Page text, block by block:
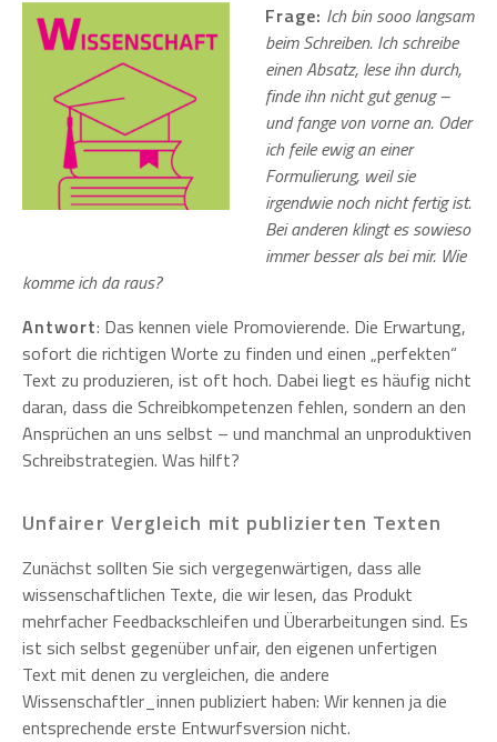
Frage: Ich bin sooo langsam
beim Schreiben. Ich schreibe
einen Absatz, lese ihn durch,
finde ihn nicht gut genug –
und fange von vorne an. Oder
ich feile ewig an einer
Formulierung, weil sie
irgendwie noch nicht fertig ist.
Bei anderen klingt es sowieso
immer besser als bei mir. Wie
komme ich da raus?
Antwort: Das kennen viele Promovierende. Die Erwartung,
sofort die richtigen Worte zu finden und einen „perfekten“
Text zu produzieren, ist oft hoch. Dabei liegt es häufig nicht
daran, dass die Schreibkompetenzen fehlen, sondern an den
Ansprüchen an uns selbst – und manchmal an unproduktiven
Schreibstrategien. Was hilft?
Unfairer Vergleich mit publizierten Texten
Zunächst sollten Sie sich vergegenwärtigen, dass alle
wissenschaftlichen Texte, die wir lesen, das Produkt
mehrfacher Feedbackschleifen und Überarbeitungen sind. Es
ist sich selbst gegenüber unfair, den eigenen unfertigen
Text mit denen zu vergleichen, die andere
Wissenschaftler_innen publiziert haben: Wir kennen ja die
entsprechende erste Entwurfsversion nicht.